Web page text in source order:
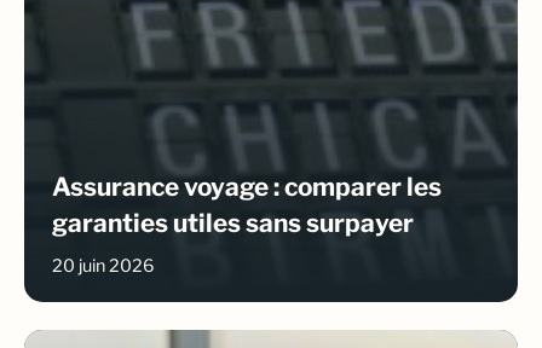
Assurance voyage : comparer les
garanties utiles sans surpayer
20 juin 2026